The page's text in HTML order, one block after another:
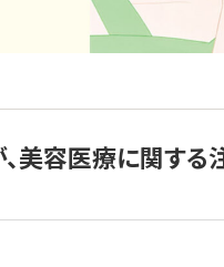
美容医療に関する